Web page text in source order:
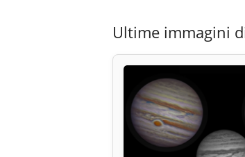
Ultime immagini